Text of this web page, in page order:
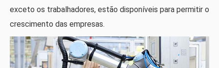
exceto os trabalhadores, estão disponíveis para permitir o
crescimento das empresas.